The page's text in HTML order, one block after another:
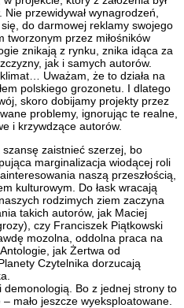
przewidywał wynagrodzeń,
do darmowej reklamy swojego
tworzonym przez miłośników
znikają z rynku, znika idąca za
jak i samych autorów.
Uważam, że to działa na
polskiego grozonetu. I dlatego
skoro dobijamy projekty przez
problemy, ignorując te realne,
i krzywdzące autorów.
zaistnieć szerzej, bo
marginalizacja wiodącej roli
naszą przeszłością,
kulturowym. Do łask wracają
rodzimych ziem zaczyna
takich autorów, jak Maciej
czy Franciszek Piątkowski
mozolna, oddolna praca na
jak Żertwa od
Czytelnika dorzucają
demonologią. Bo z jednej strony to
mało jeszcze wyeksploatowane.